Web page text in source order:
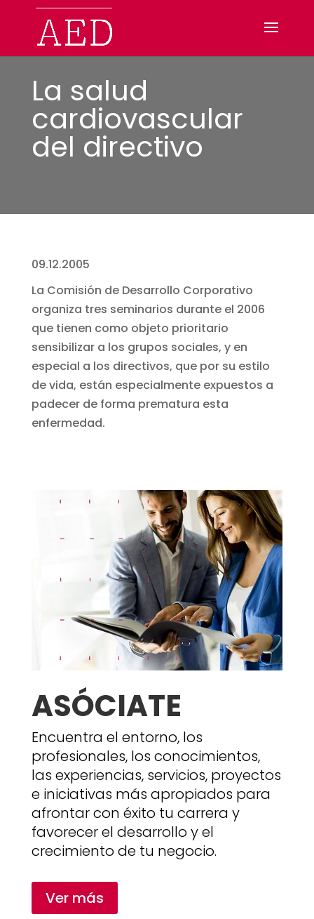
La salud
cardiovascular
del directivo
09.12.2005
La Comisión de Desarrollo Corporativo
organiza tres seminarios durante el 2006
que tienen como objeto prioritario
sensibilizar a los grupos sociales, y en
especial a los directivos, que por su estilo
de vida, están especialmente expuestos a
padecer de forma prematura esta
enfermedad.
ASÓCIATE
Encuentra el entorno, los
profesionales, los conocimientos,
las experiencias, servicios, proyectos
e iniciativas más apropiados para
afrontar con éxito tu carrera y
favorecer el desarrollo y el
crecimiento de tu negocio.
Ver más